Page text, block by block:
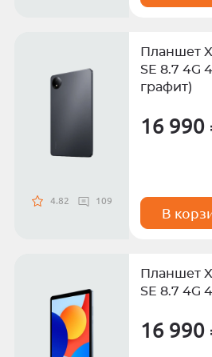
4.82 109
Планшет
SE 8.7 4G
графит)
16 990
В
Планшет
SE 8.7 4G
16 990